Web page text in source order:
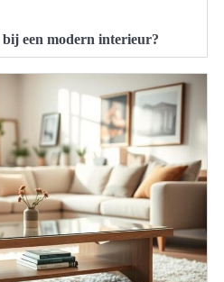
bij een modern interieur?